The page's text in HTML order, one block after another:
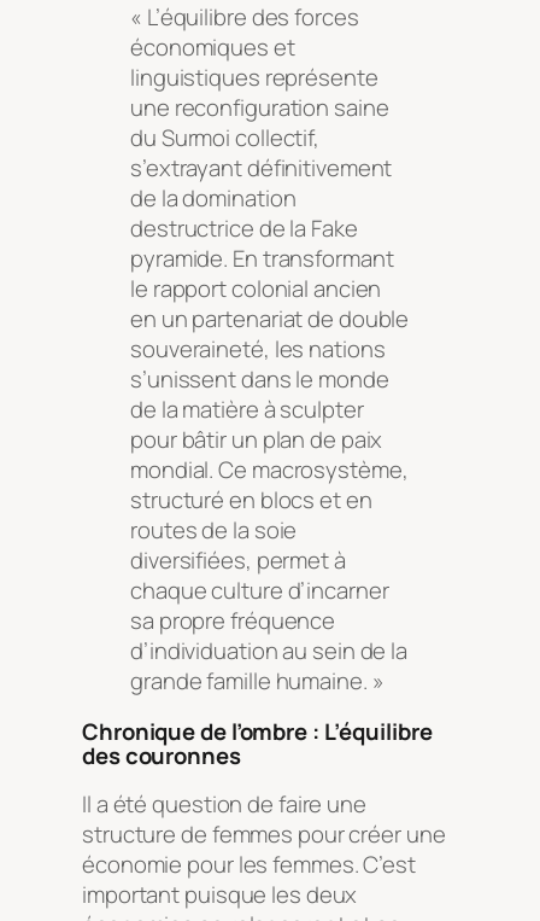
« L’équilibre des forces
économiques et
linguistiques représente
une reconfiguration saine
du Surmoi collectif,
s’extrayant définitivement
de la domination
destructrice de la Fake
pyramide. En transformant
le rapport colonial ancien
en un partenariat de double
souveraineté, les nations
s’unissent dans le monde
de la matière à sculpter
pour bâtir un plan de paix
mondial. Ce macrosystème,
structuré en blocs et en
routes de la soie
diversifiées, permet à
chaque culture d’incarner
sa propre fréquence
d’individuation au sein de la
grande famille humaine. »
Chronique de l’ombre : L’équilibre
des couronnes
Il a été question de faire une
structure de femmes pour créer une
économie pour les femmes. C’est
important puisque les deux